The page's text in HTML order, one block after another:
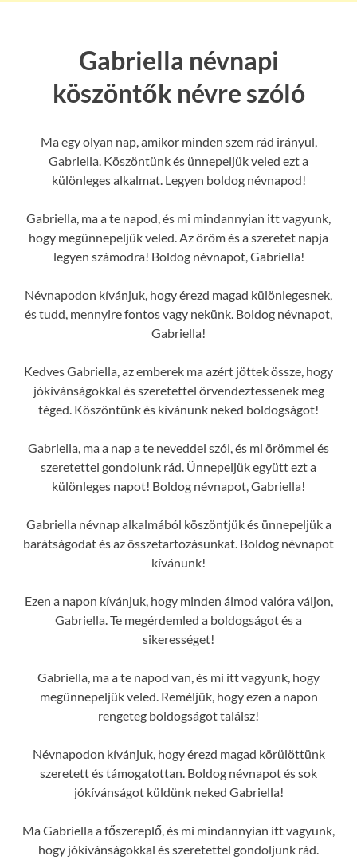
Gabriella névnapi
köszöntők névre szóló
Ma egy olyan nap, amikor minden szem rád irányul,
Gabriella. Köszöntünk és ünnepeljük veled ezt a
különleges alkalmat. Legyen boldog névnapod!
Gabriella, ma a te napod, és mi mindannyian itt vagyunk,
hogy megünnepeljük veled. Az öröm és a szeretet napja
legyen számodra! Boldog névnapot, Gabriella!
Névnapodon kívánjuk, hogy érezd magad különlegesnek,
és tudd, mennyire fontos vagy nekünk. Boldog névnapot,
Gabriella!
Kedves Gabriella, az emberek ma azért jöttek össze, hogy
jókívánságokkal és szeretettel örvendeztessenek meg
téged. Köszöntünk és kívánunk neked boldogságot!
Gabriella, ma a nap a te neveddel szól, és mi örömmel és
szeretettel gondolunk rád. Ünnepeljük együtt ezt a
különleges napot! Boldog névnapot, Gabriella!
Gabriella névnap alkalmából köszöntjük és ünnepeljük a
barátságodat és az összetartozásunkat. Boldog névnapot
kívánunk!
Ezen a napon kívánjuk, hogy minden álmod valóra váljon,
Gabriella. Te megérdemled a boldogságot és a
sikerességet!
Gabriella, ma a te napod van, és mi itt vagyunk, hogy
megünnepeljük veled. Reméljük, hogy ezen a napon
rengeteg boldogságot találsz!
Névnapodon kívánjuk, hogy érezd magad körülöttünk
szeretett és támogatottan. Boldog névnapot és sok
jókívánságot küldünk neked Gabriella!
Ma Gabriella a főszereplő, és mi mindannyian itt vagyunk,
hogy jókívánságokkal és szeretettel gondoljunk rád.